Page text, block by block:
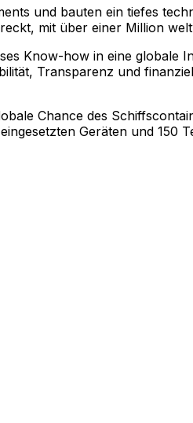
und bauten ein tiefes
mit über einer Million
Know-how in eine globale
Transparenz und
Chance des
Geräten und 150